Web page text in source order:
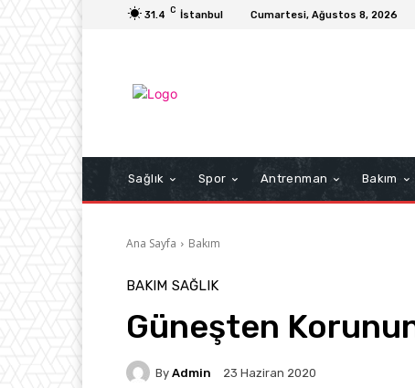
31.4 C İstanbul Cumartesi, Ağustos 8, 2026
Sağlık Spor Antrenman Bakım
Ana Sayfa Bakım
BAKIM SAĞLIK
Güneşten
By Admin 23 Haziran 2020